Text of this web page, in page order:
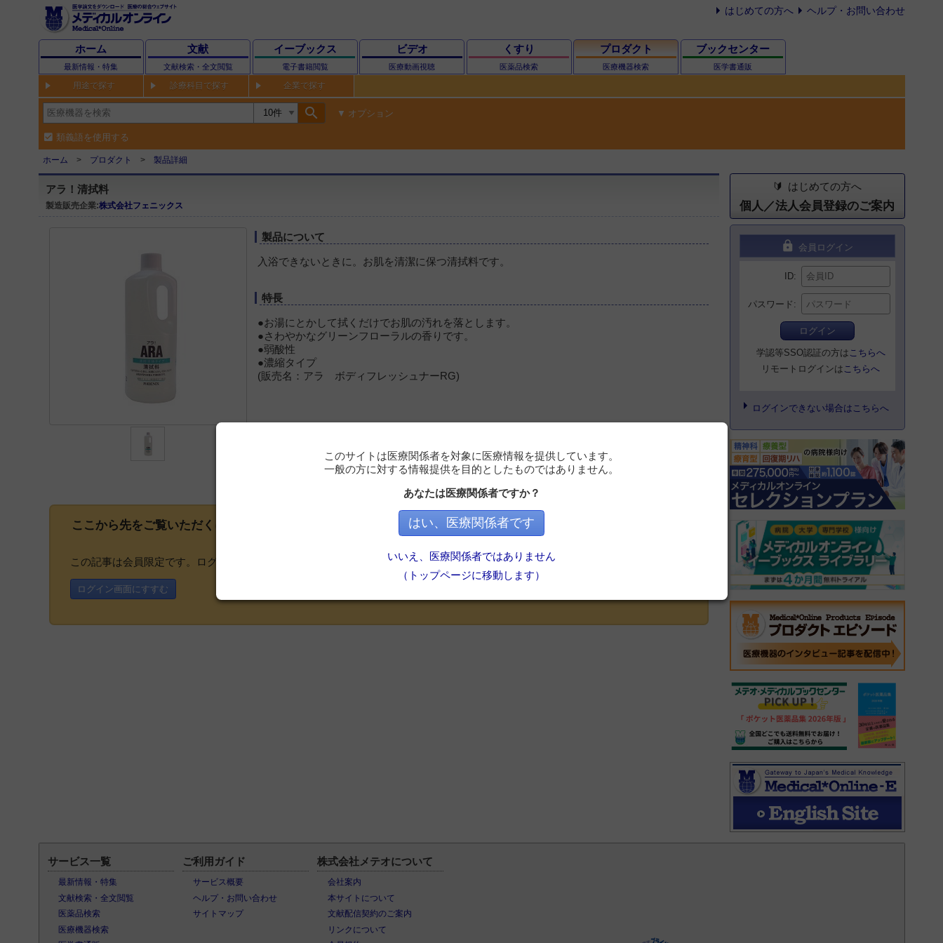
はじめての方へ ヘルプ・お問い合わせ
ホーム
最新情報・特集
文献
文献検索・全文閲覧
イーブックス
電子書籍閲覧
ビデオ
医療動画視聴
くすり
医薬品検索
プロダクト
医療機器検索
ブックセンター
医学書通販
用途で探す 診療科目で探す 企業で探す
search オプション
類義語を使用する
ホーム プロダクト 製品詳細
アラ！清拭料
製造販売企業:株式会社フェニックス
製品について
入浴できないときに。お肌を清潔に保つ清拭料です。
特長
●お湯にとかして拭くだけでお肌の汚れを落とします。
●さわやかなグリーンフローラルの香りです。
●弱酸性
●濃縮タイプ
(販売名：アラ ボディフレッシュナーRG)
ここから先をご覧いただくには、
この記事は会員限定です。ログインまたはご登録いただくと記事の続きをお読みいただけます。
ログイン画面にすすむ
はじめての方へ
個人／法人会員登録のご案内
lock 会員ログイン
ID
パスワード
ログイン
学認等SSO認証の方は こちらへ
リモートログインは こちらへ
ログインできない場合はこちらへ
サービス一覧
最新情報・特集
文献検索・全文閲覧
医薬品検索
医療機器検索
ご利用ガイド
サービス概要
ヘルプ・お問い合わせ
サイトマップ
株式会社メテオについて
会社案内
本サイトについて
文献配信契約のご案内
リンクについて
このサイトは医療関係者を対象に医療情報を提供しています。
一般の方に対する情報提供を目的としたものではありません。
あなたは医療関係者ですか？
はい、医療関係者です
いいえ、医療関係者ではありません
（トップページに移動します）